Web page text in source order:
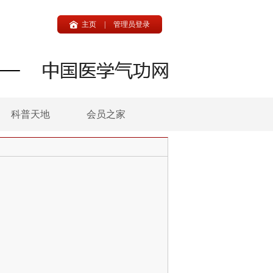
主页 管理员登录
科普天地 会员之家